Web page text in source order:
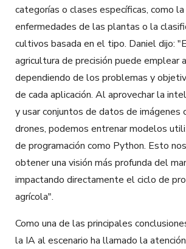
categorías o clases específicas, como
enfermedades de las plantas o la
cultivos basada en el tipo. Daniel dijo:
agricultura de precisión puede emplear
dependiendo de los problemas y
de cada aplicación. Al aprovechar la
y usar conjuntos de datos de imágenes
drones, podemos entrenar modelos
de programación como Python. Esto
obtener una visión más profunda del
impactando directamente el ciclo de
agrícola".
Como una de las principales
la IA al escenario ha llamado la